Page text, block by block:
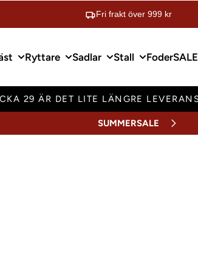
Fri frakt över 999 kr
Ryttare Sadlar Stall FoderSALE
29 ÄR DET LITE LÄNGRE
SUMMERSALE